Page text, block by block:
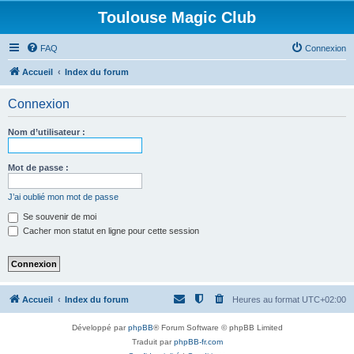
Toulouse Magic Club
FAQ Connexion
Accueil Index du forum
Connexion
Nom d’utilisateur :
Mot de passe :
J’ai oublié mon mot de passe
Se souvenir de moi
Cacher mon statut en ligne pour cette session
Accueil Index du forum Heures au format UTC+02:00
Développé parphpBB® Forum Software © phpBB Limited
Traduit parphpBB-fr.com